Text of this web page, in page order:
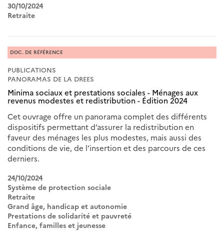
30/10/2024
Retraite
PUBLICATIONS
PANORAMAS DE LA DREES
Minima sociaux et prestations sociales - Ménages aux
revenus modestes et redistribution - Édition 2024
Cet ouvrage offre un panorama complet des différents
dispositifs permettant d’assurer la redistribution en
faveur des ménages les plus modestes, mais aussi des
conditions de vie, de l’insertion et des parcours de ces
derniers.
DOC. DE RÉFÉRENCE
24/10/2024
Système de protection sociale
Retraite
Grand âge, handicap et autonomie
Prestations de solidarité et pauvreté
Enfance, familles et jeunesse